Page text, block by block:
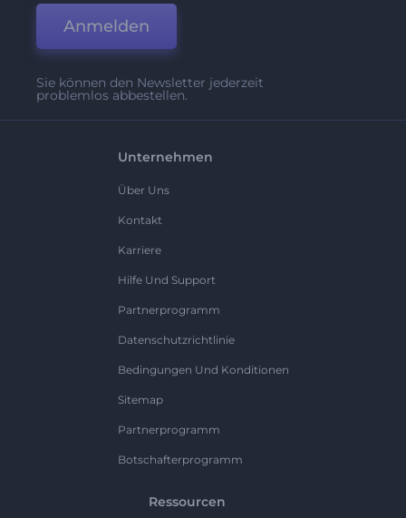
Anmelden
Sie können den Newsletter jederzeit
problemlos abbestellen.
Unternehmen
Über Uns
Kontakt
Karriere
Hilfe Und Support
Partnerprogramm
Datenschutzrichtlinie
Bedingungen Und Konditionen
Sitemap
Partnerprogramm
Botschafterprogramm
Ressourcen